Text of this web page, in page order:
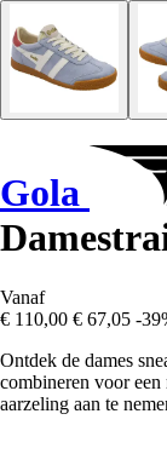
Gola
Vanaf
€ 110,00 € 67,05 -
Ontdek de dames
combineren voor
aarzeling aan te